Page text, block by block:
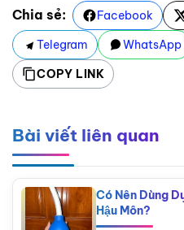
Chia sẻ: Facebook
Telegram
WhatsApp
COPY LINK
Bài viết liên quan
Có Nên Dùng
Hậu Môn?